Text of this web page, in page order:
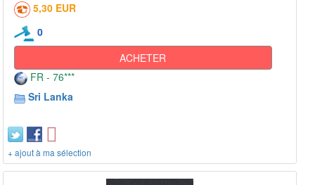
5,30 EUR
0
ACHETER
FR - 76***
Sri Lanka
+ ajout à ma sélection